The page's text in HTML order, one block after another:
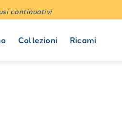
continuativi
Collezioni Ricami